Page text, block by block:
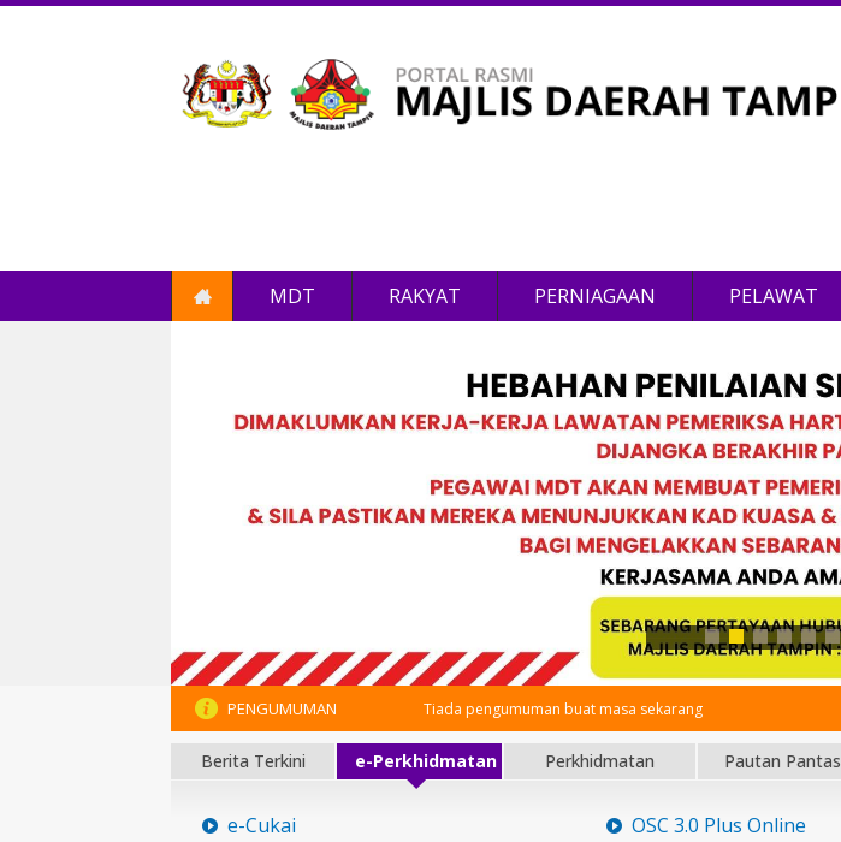
MDT RAKYAT PERNIAGAAN PELAWAT
PENGUMUMAN Tiada pengumuman buat masa sekarang
Berita Terkini e-Perkhidmatan Perkhidmatan Pautan Pantas
e-Cukai
OSC 3.0 Plus Online